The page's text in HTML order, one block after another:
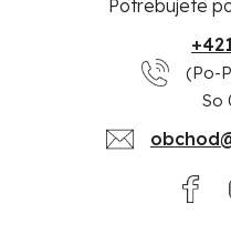
Potrebujete
(Po-
So